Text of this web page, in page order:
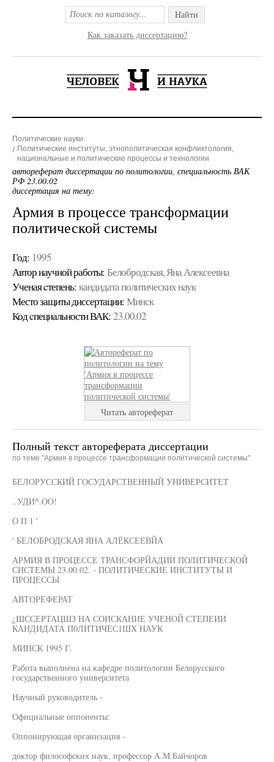
Найти
Как заказать диссертацию?
Политические науки
Политические институты, этнополитическая конфликтология,
национальные и политические процессы и технологии
автореферат диссертации по политологии, специальность ВАК
РФ 23.00.02
диссертация на тему:
Армия в процессе трансформации
политической системы
Год: 1995
Автор научной работы: Белобродская, Яна Алексеевна
Ученая cтепень: кандидата политических наук
Место защиты диссертации: Минск
Код cпециальности ВАК: 23.00.02
Читать автореферат
Полный текст автореферата диссертации
по теме "Армия в процессе трансформации политической системы"
БЕЛОРУССКИЙ ГОСУДАРСТВЕННЫЙ УНИВЕРСИТЕТ
..УДИ^.ОО!
О П 1 '
' БЕЛОБРОДСКАЯ ЯНА АЛЁКСЕЕВЙА
АРМИЯ В ПРОЦЕССЕ ТРАНСФОРЙАДИИ ПОЛИТИЧЕСКОЙ
СИСТЕМЫ 23.00.02. - ПОЛИТИЧЕСКИЕ ИНСТИТУТЫ И
ПРОЦЕССЫ
АВТОРЕФЕРАТ
¿ШССЕРТАЦШЗ НА СОИСКАНИЕ УЧЕНОЙ СТЕПЕИИ
КАНДИДАТА П0ЛИТИЧЕС1ШХ НАУК
МИНСК 1995 Г.
Работа выполнена на кафедре политологии Белорусского
государственного университета
Научный руководитель -
Официальные оппоненты:
Оппонирующая организация -
доктор философских наук, профессор А.М.Байчоров